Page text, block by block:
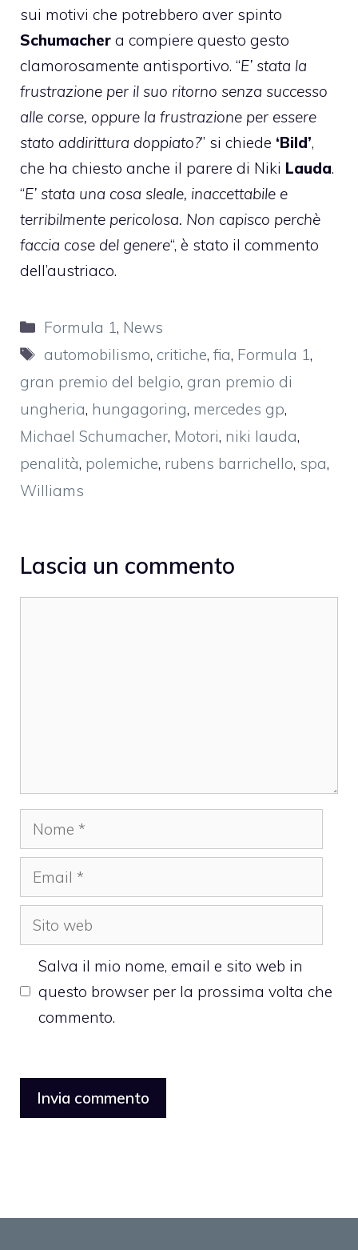
sui motivi che potrebbero aver spinto
Schumacher a compiere questo gesto
clamorosamente antisportivo. “E’ stata la
frustrazione per il suo ritorno senza successo
alle corse, oppure la frustrazione per essere
stato addirittura doppiato?” si chiede ‘Bild’,
che ha chiesto anche il parere di Niki Lauda.
“E’ stata una cosa sleale, inaccettabile e
terribilmente pericolosa. Non capisco perchè
faccia cose del genere“, è stato il commento
dell’austriaco.
Categorie
Formula 1, News
Tag
automobilismo, critiche,fia, Formula 1,
gran premio del belgio, gran premio di
ungheria, hungagoring, mercedes gp,
Michael Schumacher, Motori, niki lauda,
penalità, polemiche, rubens barrichello, spa,
Williams
Lascia un commento
Nome
Email
Sito
web
Salva il mio nome, email e sito web in
questo browser per la prossima volta che
commento.